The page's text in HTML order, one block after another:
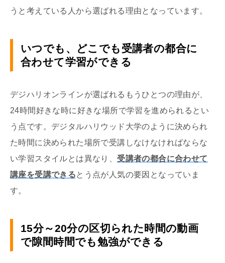
うと考えている人から選ばれる理由となっています。
いつでも、どこでも受講者の都合に
合わせて学習ができる
デジハリオンラインが選ばれるもうひとつの理由が、
24時間好きな時に好きな場所で学習を進められるとい
う点です。デジタルハリウッド大学のように決められ
た時間に決められた場所で受講しなけなければならな
い学習スタイルとは異なり、 受講者の都合に合わせて
講座を受講できるとう点が人気の要因となっていま
す。
15分～20分の区切られた時間の動画
で隙間時間でも勉強ができる